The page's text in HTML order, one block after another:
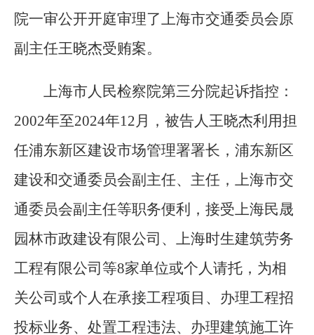
院一审公开开庭审理了上海市交通委员会原
副主任王晓杰受贿案。
上海市人民检察院第三分院起诉指控：
2002年至2024年12月，被告人王晓杰利用担
任浦东新区建设市场管理署署长，浦东新区
建设和交通委员会副主任、主任，上海市交
通委员会副主任等职务便利，接受上海民晟
园林市政建设有限公司、上海时生建筑劳务
工程有限公司等8家单位或个人请托，为相
关公司或个人在承接工程项目、办理工程招
投标业务、处置工程违法、办理建筑施工许